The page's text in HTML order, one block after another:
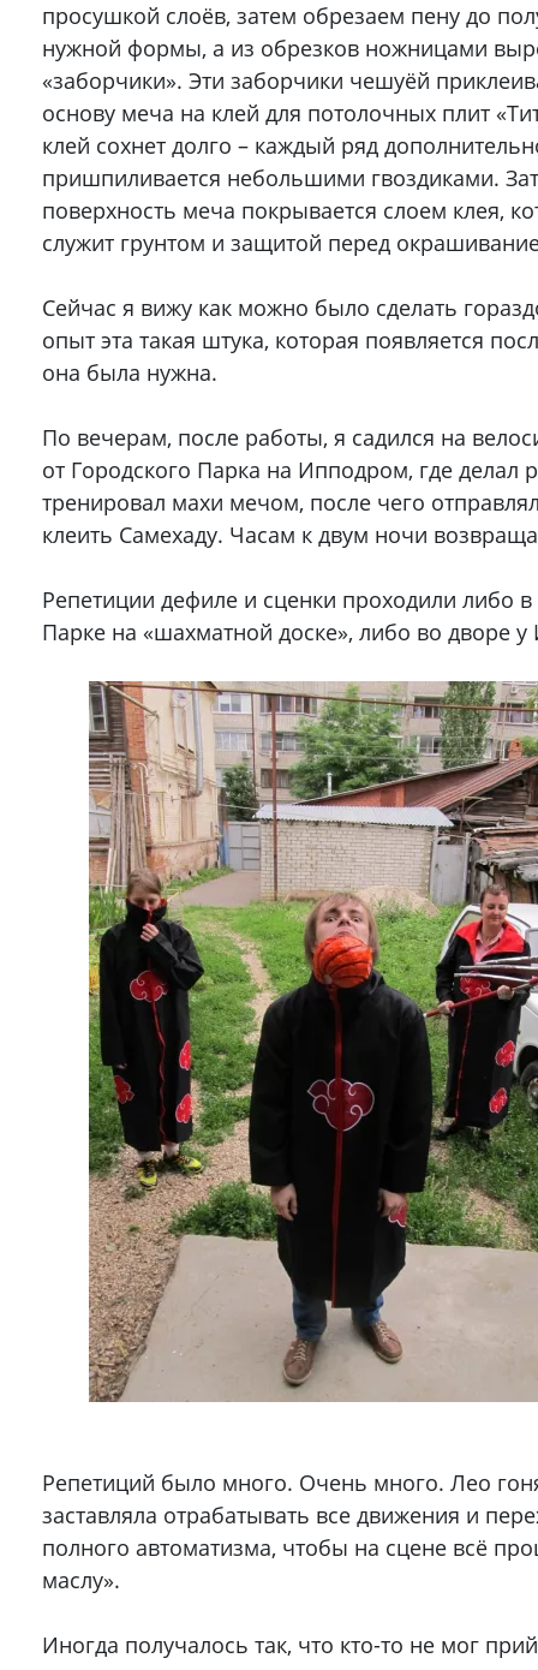
просушкой слоёв, затем обрезаем пену до
нужной формы, а из обрезков ножницами
«заборчики». Эти заборчики чешуёй
основу меча на клей для потолочных плит
клей сохнет долго – каждый ряд
пришпиливается небольшими гвоздиками.
поверхность меча покрывается слоем клея,
служит грунтом и защитой перед
Сейчас я вижу как можно было сделать
опыт эта такая штука, которая появляется
она была нужна.
По вечерам, после работы, я садился на
от Городского Парка на Ипподром, где делал
тренировал махи мечом, после чего
клеить Самехаду. Часам к двум ночи
Репетиции дефиле и сценки проходили либо в
Парке на «шахматной доске», либо во дворе у
Репетиций было много. Очень много. Лео
заставляла отрабатывать все движения и
полного автоматизма, чтобы на сцене всё
маслу».
Иногда получалось так, что кто-то не мог